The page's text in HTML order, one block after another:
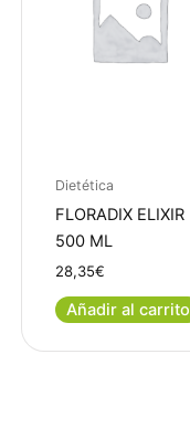
Dietética
FLORADIX ELIXIR
500 ML
28,35€
Añadir al carrito